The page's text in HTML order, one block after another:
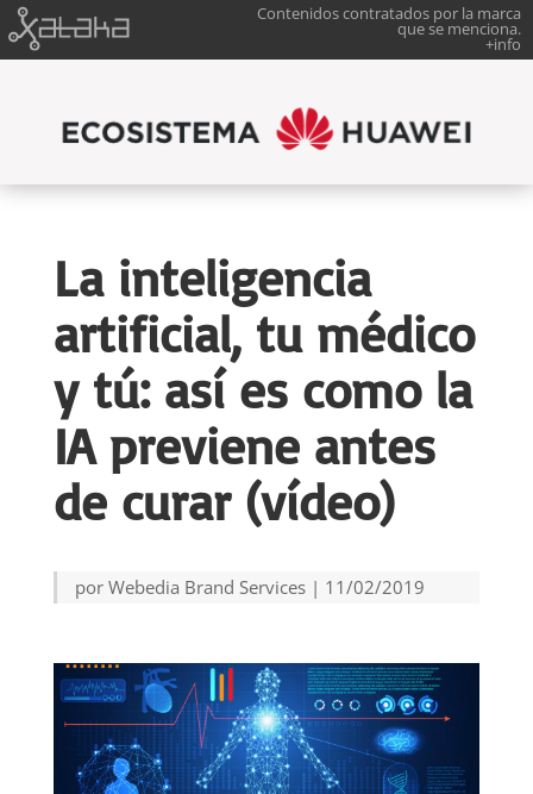
Contenidos contratados por la marca
que se menciona.
+info
La inteligencia
artificial, tu médico
y tú: así es como la
IA previene antes
de curar (vídeo)
por Webedia Brand Services| 11/02/2019